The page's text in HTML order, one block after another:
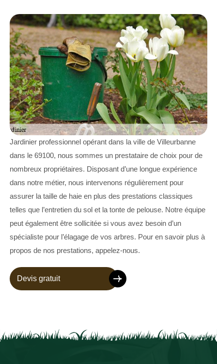
Jardinier professionnel opérant dans la ville de Villeurbanne
dans le 69100, nous sommes un prestataire de choix pour de
nombreux propriétaires. Disposant d’une longue expérience
dans notre métier, nous intervenons régulièrement pour
assurer la taille de haie en plus des prestations classiques
telles que l’entretien du sol et la tonte de pelouse. Notre équipe
peut également être sollicitée si vous avez besoin d’un
spécialiste pour l’élagage de vos arbres. Pour en savoir plus à
propos de nos prestations, appelez-nous.
Devis gratuit